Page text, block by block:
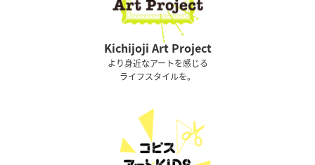
Kichijoji Art Project
より身近なアートを感じる
ライフスタイルを。